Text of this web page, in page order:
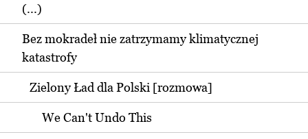
(...)
Bez mokradeł nie zatrzymamy klimatycznej
katastrofy
Zielony Ład dla Polski [rozmowa]
We Can't Undo This